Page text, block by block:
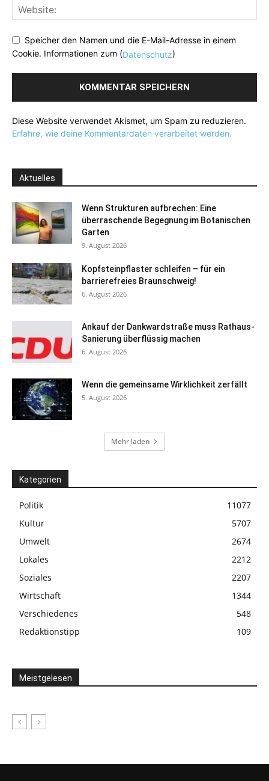
Speicher den Namen und die E-Mail-Adresse in einem
Cookie. Informationen zum (Datenschutz)
Diese Website verwendet Akismet, um Spam zu reduzieren.
Erfahre, wie deine Kommentardaten verarbeitet werden.
Aktuelles
Wenn Strukturen aufbrechen: Eine
überraschende Begegnung im Botanischen
Garten
9. August 2026
Kopfsteinpflaster schleifen – für ein
barrierefreies Braunschweig!
6. August 2026
Ankauf der Dankwardstraße muss Rathaus-
Sanierung überflüssig machen
6. August 2026
Wenn die gemeinsame Wirklichkeit zerfällt
5. August 2026
Mehr laden
Kategorien
Politik
11077
Kultur
5707
Umwelt
2674
Lokales
2212
Soziales
2207
Wirtschaft
1344
Verschiedenes
548
Redaktionstipp
109
Meistgelesen